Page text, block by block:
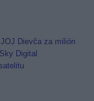
Dievča za milión
Digital